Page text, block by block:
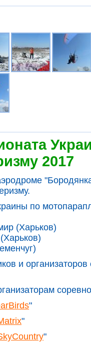
2017
по
(Харьков)
и
"
"
"